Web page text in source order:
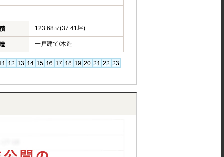
123.68㎡(37.41坪)
一戸建て/木造